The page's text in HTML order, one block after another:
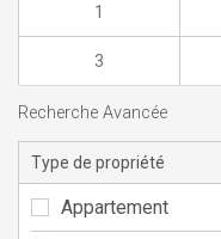
1
3
Recherche Avancée
Type de propriété
Appartement